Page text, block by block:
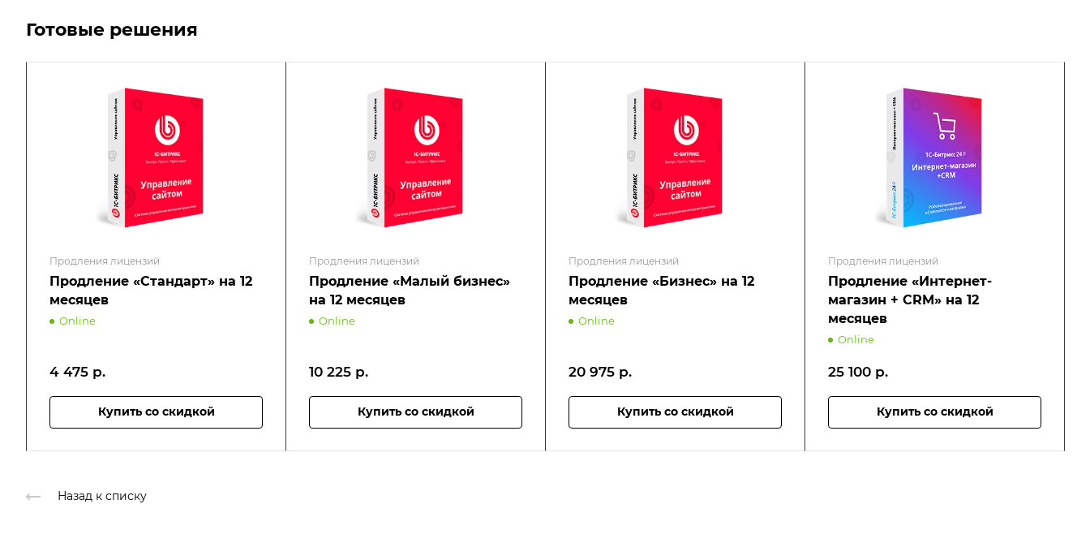
Готовые решения
Продления лицензий
Продление «Стандарт» на 12
месяцев
Online
4 475 р.
Купить со скидкой
Продления лицензий
Продление «Малый бизнес»
на 12 месяцев
Online
10 225 р.
Купить со скидкой
Продления лицензий
Продление «Бизнес» на 12
месяцев
Online
20 975 р.
Купить со скидкой
Продления лицензий
Продление «Интернет-
магазин + CRM» на 12
месяцев
Online
25 100 р.
Купить со скидкой
Назад к списку